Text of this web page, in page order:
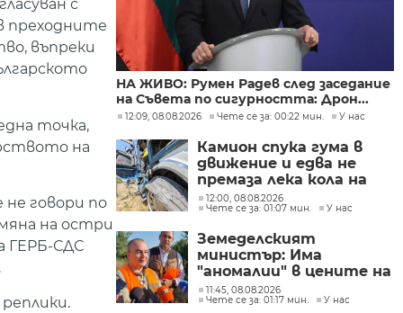
с
преходните
въпреки
точка,
на
говори по
на остри
ГЕРБ-СДС
НА ЖИВО: Румен Радев след заседание
на Съвета по сигурността: Дрон...
12:09, 08.08.2026 Чете се за: 00:22 мин. У нас
Камион спука гума в
движение и едва не
премаза лека кола на
Подбалканския път
(СНИМКИ)
12:00, 08.08.2026
Чете се за: 01:07 мин.
У нас
Земеделският
министър: Има
"аномалии" в цените на
вносните плодове и
зеленчуци
11:45, 08.08.2026
Чете се за: 01:17 мин.
У нас